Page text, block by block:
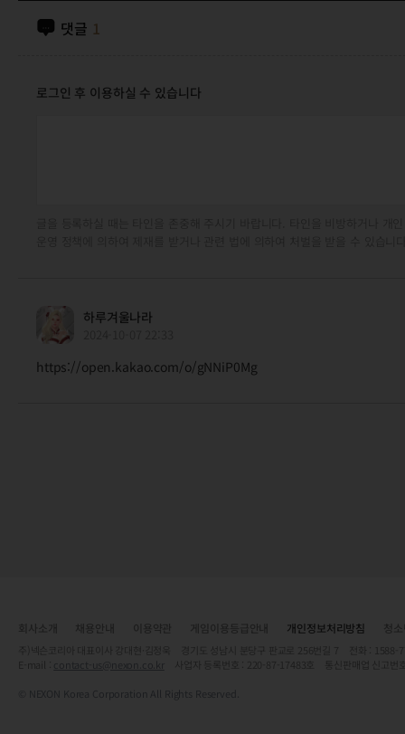
댓글 1
로그인 후 이용하실 수 있습니다
하루겨울나라
https://open.kakao.com/o/gNNiP0Mg
개인정보처리방침
contact-us@nexon.co.kr
© NEXON Korea Corporation All Rights Reserved.